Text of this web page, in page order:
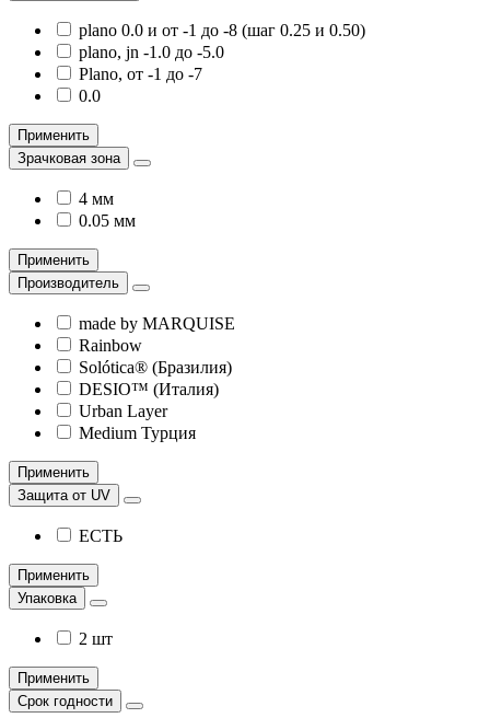
plano 0.0 и от -1 до -8 (шаг 0.25 и 0.50)
plano, jn -1.0 до -5.0
Plano, от -1 до -7
0.0
Применить
Зрачковая зона
4 мм
0.05 мм
Применить
Производитель
made by MARQUISE
Rainbow
Solótica® (Бразилия)
DESIO™ (Италия)
Urban Layer
Medium Турция
Применить
Защита от UV
ЕСТЬ
Применить
Упаковка
2 шт
Применить
Срок годности